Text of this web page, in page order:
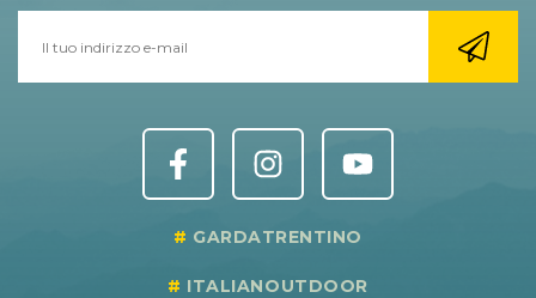
GARDATRENTINO
ITALIANOUTDOOR